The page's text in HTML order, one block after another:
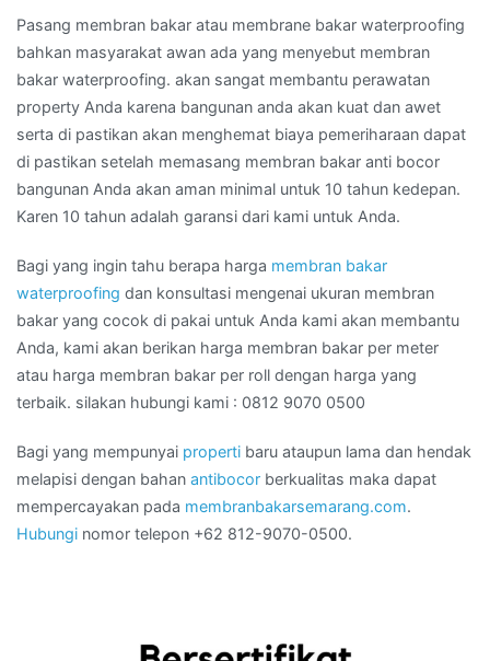
Pasang membran bakar atau membrane bakar waterproofing
bahkan masyarakat awan ada yang menyebut membran
bakar waterproofing. akan sangat membantu perawatan
property Anda karena bangunan anda akan kuat dan awet
serta di pastikan akan menghemat biaya pemeriharaan dapat
di pastikan setelah memasang membran bakar anti bocor
bangunan Anda akan aman minimal untuk 10 tahun kedepan.
Karen 10 tahun adalah garansi dari kami untuk Anda.
Bagi yang ingin tahu berapa harga membran bakar
waterproofing dan konsultasi mengenai ukuran membran
bakar yang cocok di pakai untuk Anda kami akan membantu
Anda, kami akan berikan harga membran bakar per meter
atau harga membran bakar per roll dengan harga yang
terbaik. silakan hubungi kami : 0812 9070 0500
Bagi yang mempunyai properti baru ataupun lama dan hendak
melapisi dengan bahan antibocor berkualitas maka dapat
mempercayakan pada membranbakarsemarang.com.
Hubungi nomor telepon +62 812-9070-0500.